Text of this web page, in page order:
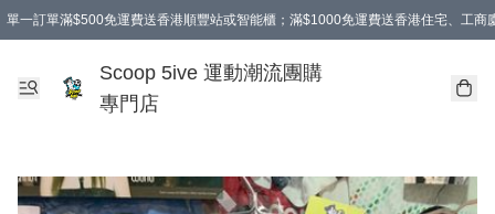
單一訂單滿$500免運費送香港順豐站或智能櫃；滿$1000免運費送香港住宅、工商
Scoop 5ive 運動潮流團購
專門店